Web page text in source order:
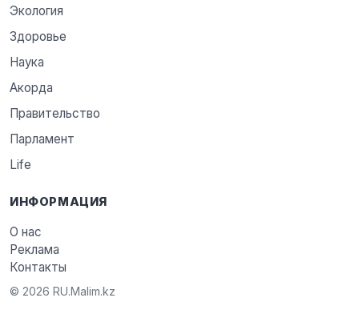
Экология
Здоровье
Наука
Акорда
Правительство
Парламент
Life
ИНФОРМАЦИЯ
О нас
Реклама
Контакты
© 2026 RU.Malim.kz